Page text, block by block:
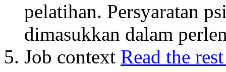
pelatihan. Persyaratan
dimasukkan dalam
Job context Read the